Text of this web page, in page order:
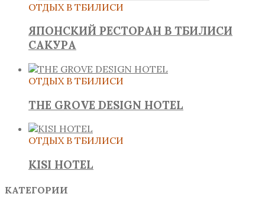
ОТДЫХ В ТБИЛИСИ
ЯПОНСКИЙ РЕСТОРАН В ТБИЛИСИ
САКУРА
ОТДЫХ В ТБИЛИСИ
THE GROVE DESIGN HOTEL
ОТДЫХ В ТБИЛИСИ
KISI HOTEL
КАТЕГОРИИ